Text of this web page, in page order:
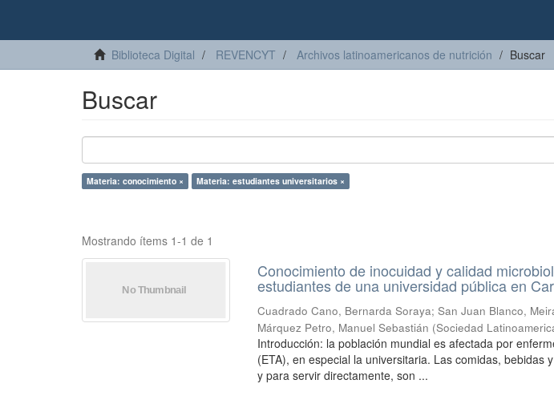
Biblioteca Digital REVENCYT Archivos latinoamericanos de nutrición Buscar
Buscar
Materia: conocimiento × Materia: estudiantes universitarios ×
Mostrando ítems 1-1 de 1
Conocimiento de inocuidad y calidad
estudiantes de una universidad pública en
Cuadrado Cano, Bernarda Soraya;San Juan Blanco,
Márquez Petro, Manuel Sebastián (Sociedad
Introducción: la población mundial es afectada por
(ETA), en especial la universitaria. Las comidas, bebidas
y para servir directamente, son ...